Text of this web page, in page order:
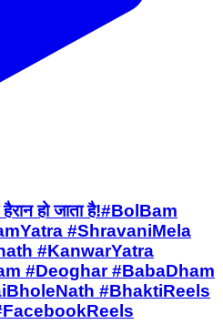
हैरान हो जाता है!#BolBam
#ShravaniMela
#KanwarYatra
#Deoghar #BabaDham
#BhaktiReels